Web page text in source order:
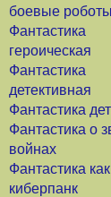
боевые роботы
Фантастика
героическая
Фантастика
детективная
Фантастика
Фантастика о
войнах
Фантастика как
киберпанк